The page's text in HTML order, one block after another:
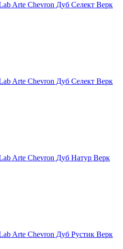
Arte Chevron Дуб Селект Верк
Arte Chevron Дуб Селект Верк
Arte Chevron Дуб Натур Верк
Arte Chevron Дуб Рустик Верк